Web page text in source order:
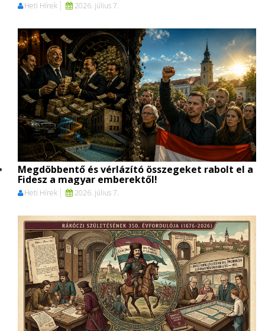
Heti Hírek 2026. július 7.
Megdöbbentő és vérlázító összegeket rabolt el a
Fidesz a magyar emberektől!
Heti Hírek 2026. július 7.